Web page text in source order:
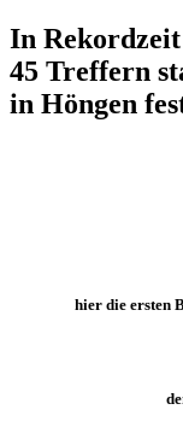
In
45 Treffern
in Höngen
hier die ersten